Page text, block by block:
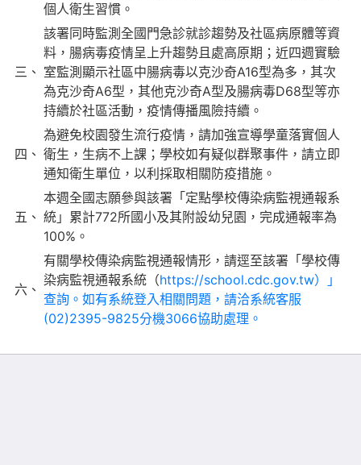
個人衛生習慣。
三、
該署同時監測全國門急診就診趨勢及社區病原體等資
料，腸病毒疫情呈上升趨勢且處高原期；近四週實驗
室監測顯示社區中腸病毒以克沙奇A16型為多，其次
為克沙奇A6型，其他克沙奇A型及腸病毒D68型等亦
持續於社區活動，疫情傳播風險持續。
四、
為避免校園發生流行疫情，請加強宣導學童落實個人
衛生，生病不上課；學校如有疑似群聚事件，請立即
通知衛生單位，以利採取相關防疫措施。
五、
本週全國志願參與該署「定點學校傳染病監視通報系
統」累計772所國小及其附設幼兒園，完成通報率為
100%。
六、
有關學校傳染病監視通報情形，請逕至該署「學校傳
染病監視通報系統（https://school.cdc.gov.tw）」
查詢。如有系統登入相關問題，請洽系統客服
(02)2395-9825分機3066協助處理。